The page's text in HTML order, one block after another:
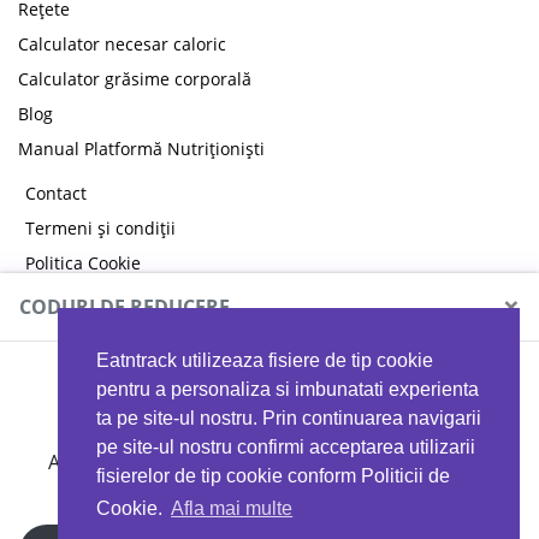
Eatntrack utilizeaza fisiere de tip cookie
pentru a personaliza si imbunatati experienta
ta pe site-ul nostru. Prin continuarea navigarii
pe site-ul nostru confirmi acceptarea utilizarii
fisierelor de tip cookie conform Politicii de
Cookie. Afla mai multe
Rețete
Calculator necesar caloric
Calculator grăsime corporală
Blog
Manual Platformă Nutriționiști
Contact
Termeni și condiții
Politica Cookie
Politica de confidențialitate
CODURI DE REDUCERE ×
MYPROTEIN
Ai 40%reducere la orice comandă folosind codul
EATTRACK